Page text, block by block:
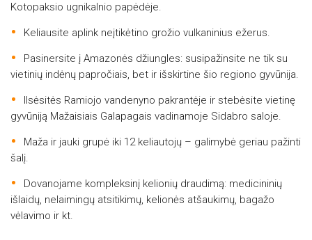
Kotopaksio ugnikalnio papėdėje.
Keliausite aplink neįtikėtino grožio vulkaninius ežerus.
Pasinersite į Amazonės džiungles: susipažinsite ne tik su
vietinių indėnų papročiais, bet ir išskirtine šio regiono gyvūnija.
Ilsėsitės Ramiojo vandenyno pakrantėje ir stebėsite vietinę
gyvūniją Mažaisiais Galapagais vadinamoje Sidabro saloje.
Maža ir jauki grupė iki 12 keliautojų – galimybė geriau pažinti
šalį.
Dovanojame kompleksinį kelionių draudimą: medicininių
išlaidų, nelaimingų atsitikimų, kelionės atšaukimų, bagažo
vėlavimo ir kt.